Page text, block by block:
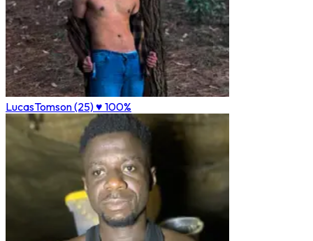
LucasTomson (25)♥ 100%